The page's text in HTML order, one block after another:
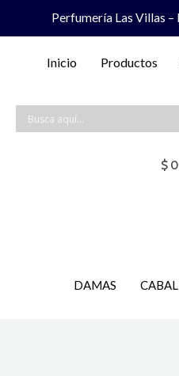
Perfumería Las Villas
Inicio Productos
$ 0
DAMAS